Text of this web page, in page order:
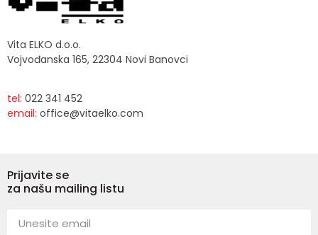
Vita ELKO d.o.o.
Vojvođanska 165, 22304 Novi Banovci
tel: 022 341 452
email: office@vitaelko.com
Prijavite se
za našu mailing listu